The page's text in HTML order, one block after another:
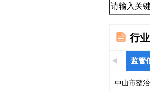
行
监管
中山市整